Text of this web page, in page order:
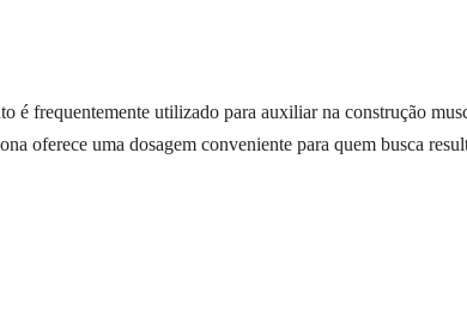
é frequentemente utilizado para auxiliar na construção
oferece uma dosagem conveniente para quem busca